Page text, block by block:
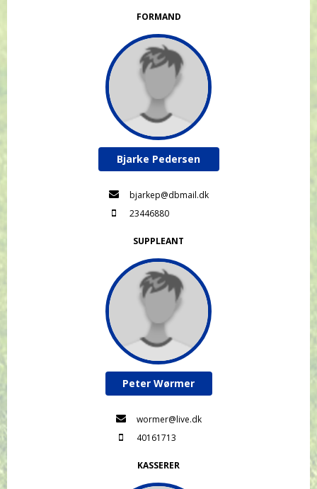
FORMAND
Bjarke Pedersen
bjarkep@dbmail.dk
23446880
SUPPLEANT
Peter Wørmer
wormer@live.dk
40161713
KASSERER